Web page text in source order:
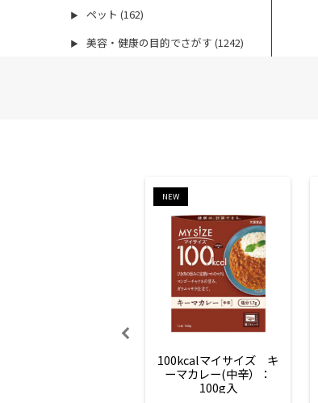
▶ ペット (162)
▶ 美容・健康の目的でさがす (1242)
NEW
100kcalマイサイズ　キ
ーマカレー(中辛）：
100g入